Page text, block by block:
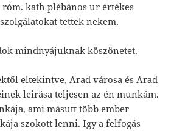
kath plébános ur értékes
tettek nekem.
mindnyájuknak köszönetet.
eltekintve, Arad városa és Arad
leirása teljesen az én munkám.
ami másutt több ember
szokott lenni. Igy a felfogás